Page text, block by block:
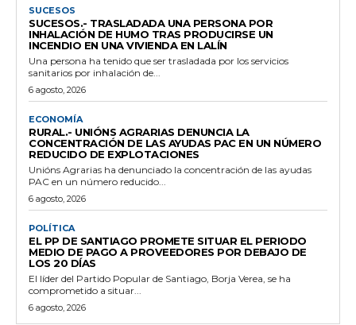
SUCESOS
SUCESOS.- TRASLADADA UNA PERSONA POR
INHALACIÓN DE HUMO TRAS PRODUCIRSE UN
INCENDIO EN UNA VIVIENDA EN LALÍN
Una persona ha tenido que ser trasladada por los servicios
sanitarios por inhalación de...
6 agosto, 2026
ECONOMÍA
RURAL.- UNIÓNS AGRARIAS DENUNCIA LA
CONCENTRACIÓN DE LAS AYUDAS PAC EN UN NÚMERO
REDUCIDO DE EXPLOTACIONES
Unións Agrarias ha denunciado la concentración de las ayudas
PAC en un número reducido...
6 agosto, 2026
POLÍTICA
EL PP DE SANTIAGO PROMETE SITUAR EL PERIODO
MEDIO DE PAGO A PROVEEDORES POR DEBAJO DE
LOS 20 DÍAS
El líder del Partido Popular de Santiago, Borja Verea, se ha
comprometido a situar...
6 agosto, 2026